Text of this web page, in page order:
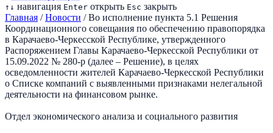
↑ ↓ навигация Enter открыть Esc закрыть
Главная / Новости / Во исполнение пункта 5.1 Решения
Координационного совещания по обеспечению правопорядка
в Карачаево-Черкесской Республике, утвержденного
Распоряжением Главы Карачаево-Черкесской Республики от
15.09.2022 № 280-р (далее – Решение), в целях
осведомленности жителей Карачаево-Черкесской Республики
о Списке компаний с выявленными признаками нелегальной
деятельности на финансовом рынке.
Отдел экономического анализа и социального развития